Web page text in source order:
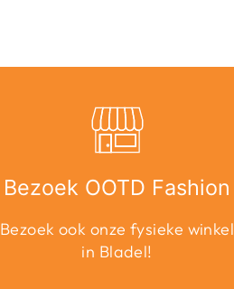
Bezoek OOTD Fashion
Bezoek ook onze fysieke winkel
in Bladel!